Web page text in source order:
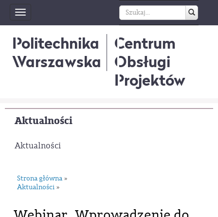
Toggle
navigation
Politechnika
Warszawska
Centrum
Obsługi
Projektów
Aktualności
Aktualności
Strona główna »
Aktualności »